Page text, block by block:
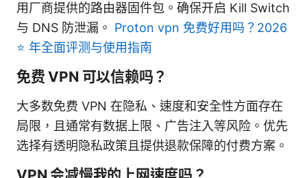
用厂商提供的路由器固件包。确保开启 Kill Switch
与 DNS 防泄漏。 Proton vpn 免费好用吗？2026
⭐ 年全面评测与使用指南
免费 VPN 可以信赖吗？
大多数免费 VPN 在隐私、速度和安全性方面存在
局限，且通常有数据上限、广告注入等风险。优先
选择有透明隐私政策且提供退款保障的付费方案。